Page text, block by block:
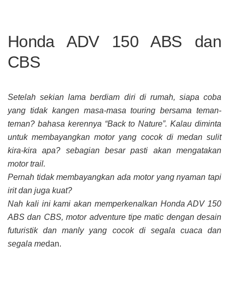
Honda ADV 150 ABS dan
CBS
Setelah sekian lama berdiam diri di rumah, siapa coba
yang tidak kangen masa-masa touring bersama teman-
teman? bahasa kerennya “Back to Nature”. Kalau diminta
untuk membayangkan motor yang cocok di medan sulit
kira-kira apa? sebagian besar pasti akan mengatakan
motor trail.
Pernah tidak membayangkan ada motor yang nyaman tapi
irit dan juga kuat?
Nah kali ini kami akan memperkenalkan Honda ADV 150
ABS dan CBS, motor adventure tipe matic dengan desain
futuristik dan manly yang cocok di segala cuaca dan
segala medan.